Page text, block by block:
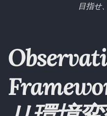
目指せ